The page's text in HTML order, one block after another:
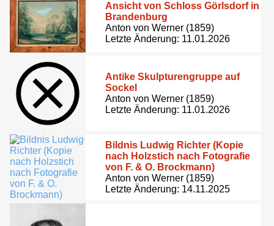
Ansicht von Schloss Görlsdorf in
Brandenburg
Anton von Werner (1859)
Letzte Änderung: 11.01.2026
Antike Skulpturengruppe auf
Sockel
Anton von Werner (1859)
Letzte Änderung: 11.01.2026
Bildnis Ludwig Richter (Kopie
nach Holzstich nach Fotografie
von F. & O. Brockmann)
Anton von Werner (1859)
Letzte Änderung: 14.11.2025